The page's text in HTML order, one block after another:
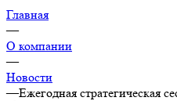
Главная
—
О компании
—
Новости
—Ежегодная стратегическая